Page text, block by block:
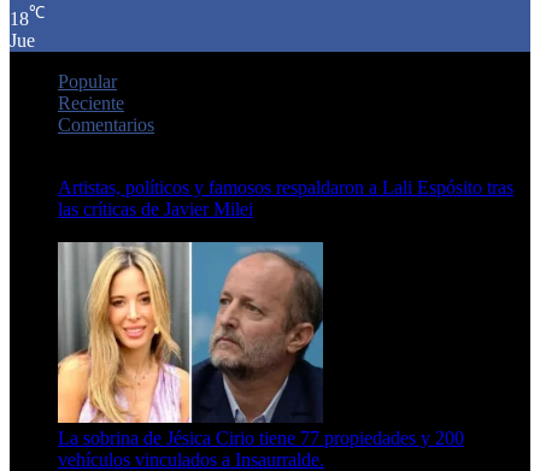
18℃
Jue
Popular
Reciente
Comentarios
Artistas, políticos y famosos respaldaron a Lali Espósito tras
las críticas de Javier Milei
La sobrina de Jésica Cirio tiene 77 propiedades y 200
vehículos vinculados a Insaurralde.